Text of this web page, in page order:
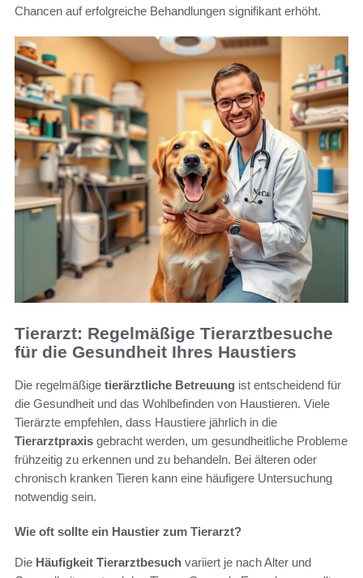
Chancen auf erfolgreiche Behandlungen signifikant erhöht.
Tierarzt: Regelmäßige Tierarztbesuche
für die Gesundheit Ihres Haustiers
Die regelmäßige tierärztliche Betreuung ist entscheidend für
die Gesundheit und das Wohlbefinden von Haustieren. Viele
Tierärzte empfehlen, dass Haustiere jährlich in die
Tierarztpraxis gebracht werden, um gesundheitliche Probleme
frühzeitig zu erkennen und zu behandeln. Bei älteren oder
chronisch kranken Tieren kann eine häufigere Untersuchung
notwendig sein.
Wie oft sollte ein Haustier zum Tierarzt?
Die Häufigkeit Tierarztbesuch variiert je nach Alter und